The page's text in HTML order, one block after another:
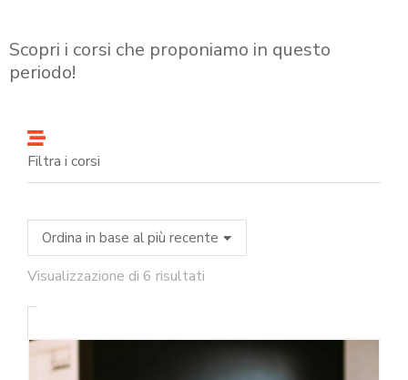
Scopri i corsi che proponiamo in questo
periodo!
Filtra i corsi
Visualizzazione di 6 risultati